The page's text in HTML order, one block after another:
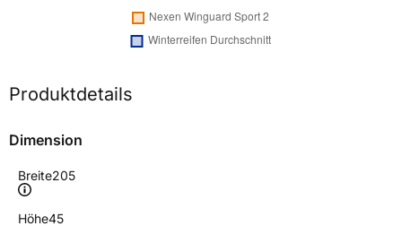
Produktdetails
Dimension
Breite205
Höhe45